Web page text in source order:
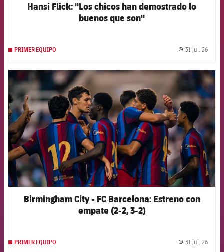
Hansi Flick: "Los chicos han demostrado lo
buenos que son"
PRIMER EQUIPO 31 jul. 26
FCB Barcelona badge
Birmingham City - FC Barcelona: Estreno con
empate (2-2, 3-2)
PRIMER EQUIPO 31 jul. 26